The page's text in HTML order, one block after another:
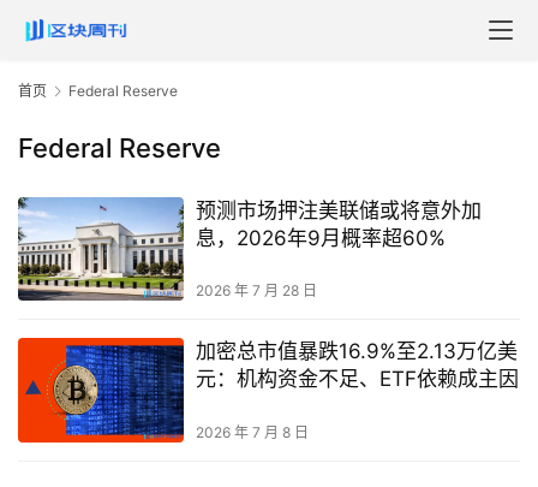
首页 Federal Reserve
Federal Reserve
预测市场押注美联储或将意外加
息，2026年9月概率超60%
2026 年 7 月 28 日
加密总市值暴跌16.9%至2.13万亿美
元：机构资金不足、ETF依赖成主因
2026 年 7 月 8 日